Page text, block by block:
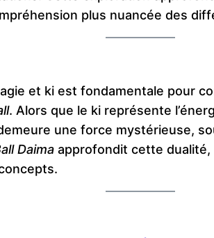
plus nuancée des
et ki est fondamentale pour
. Alors que le ki représente
une force mystérieuse,
Daima approfondit cette